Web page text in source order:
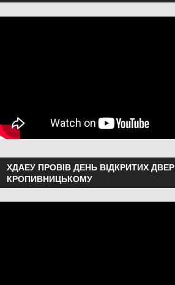
ХДАЕУ ПРОВІВ ДЕНЬ ВІДКРИТИХ
КРОПИВНИЦЬКОМУ